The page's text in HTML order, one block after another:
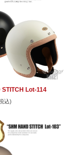
Lot-114
込)